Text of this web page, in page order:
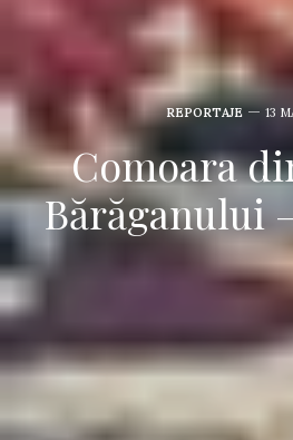
REPORTAJE 13
Comoara
Bărăganului